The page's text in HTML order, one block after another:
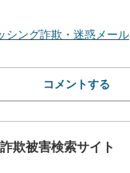
シング詐欺・迷惑メール
コメントする
欺被害検索サイト